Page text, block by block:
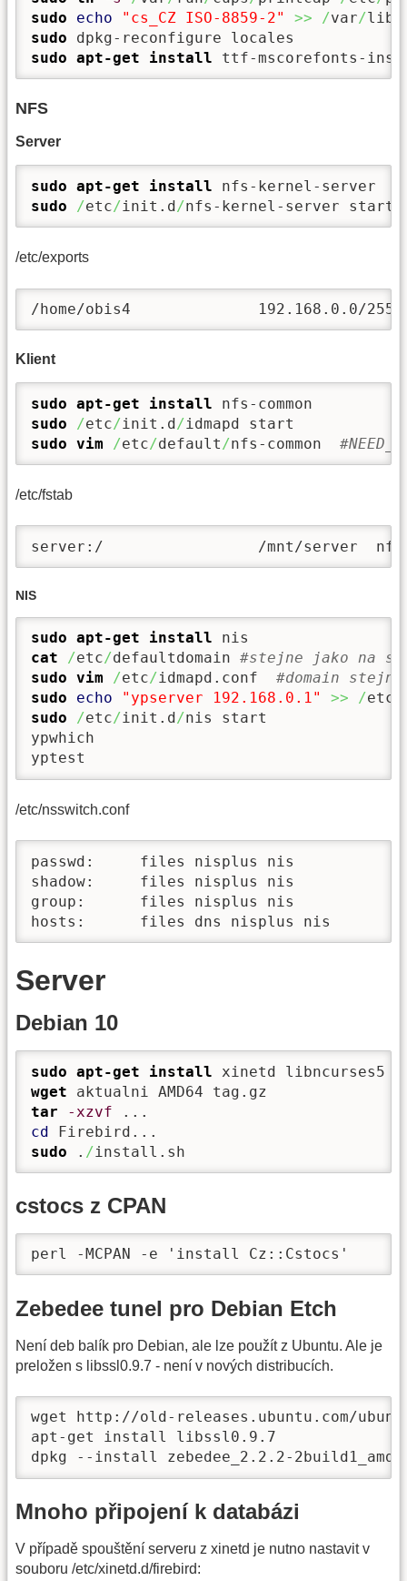
sudo
echo "cs_CZ ISO-8859-2" >> /var/lib
sudo
sudo apt-get install ttf-mscorefonts-
NFS
Server
sudo apt-get install
sudo
/etc/init.d/nfs-kernel-server start
/etc/exports
/home/obis4              192.168.0.0/
Klient
sudo apt-get install
sudo
/etc/init.d/
sudo vim /etc/default /nfs-common
/etc/fstab
server:/                 /mnt/server  nfs4
NIS
sudo apt-get install
cat
/etc/defaultdomain #stejne jako na
sudo vim /etc/idmapd.conf #domain
sudo
echo "ypserver 192.168.0.1" >> /etc
sudo
/etc/init.d /nis start
ypwhich
yptest
/etc/nsswitch.conf
passwd:     files nisplus nis
shadow:     files nisplus nis
group:      files nisplus nis
hosts:      files dns nisplus nis
Server
Debian 10
sudo apt-get install xinetd libncurses5
wget
tar
-xzvf
cd
sudo . /install.sh
cstocs z CPAN
perl -MCPAN -e 'install Cz::Cstocs'
Zebedee tunel pro Debian Etch
Není deb balík pro Debian, ale lze použít z Ubuntu. Ale je
preložen s libssl0.9.7 - není v nových distribucích.
wget http://old-releases.ubuntu.com/
apt-get install libssl0.9.7
dpkg --install zebedee_2.2.2-
Mnoho připojení k databázi
V případě spouštění serveru z xinetd je nutno nastavit v
souboru /etc/xinetd.d/firebird: